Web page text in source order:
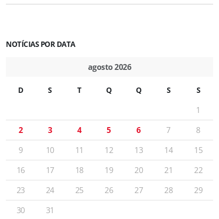
NOTÍCIAS POR DATA
agosto 2026
D S T Q Q S S
1
2
3 4 5 6 7
8
9
10 11 12 13 14
15
16
17 18 19 20 21
22
23
24 25 26 27 28
29
30
31